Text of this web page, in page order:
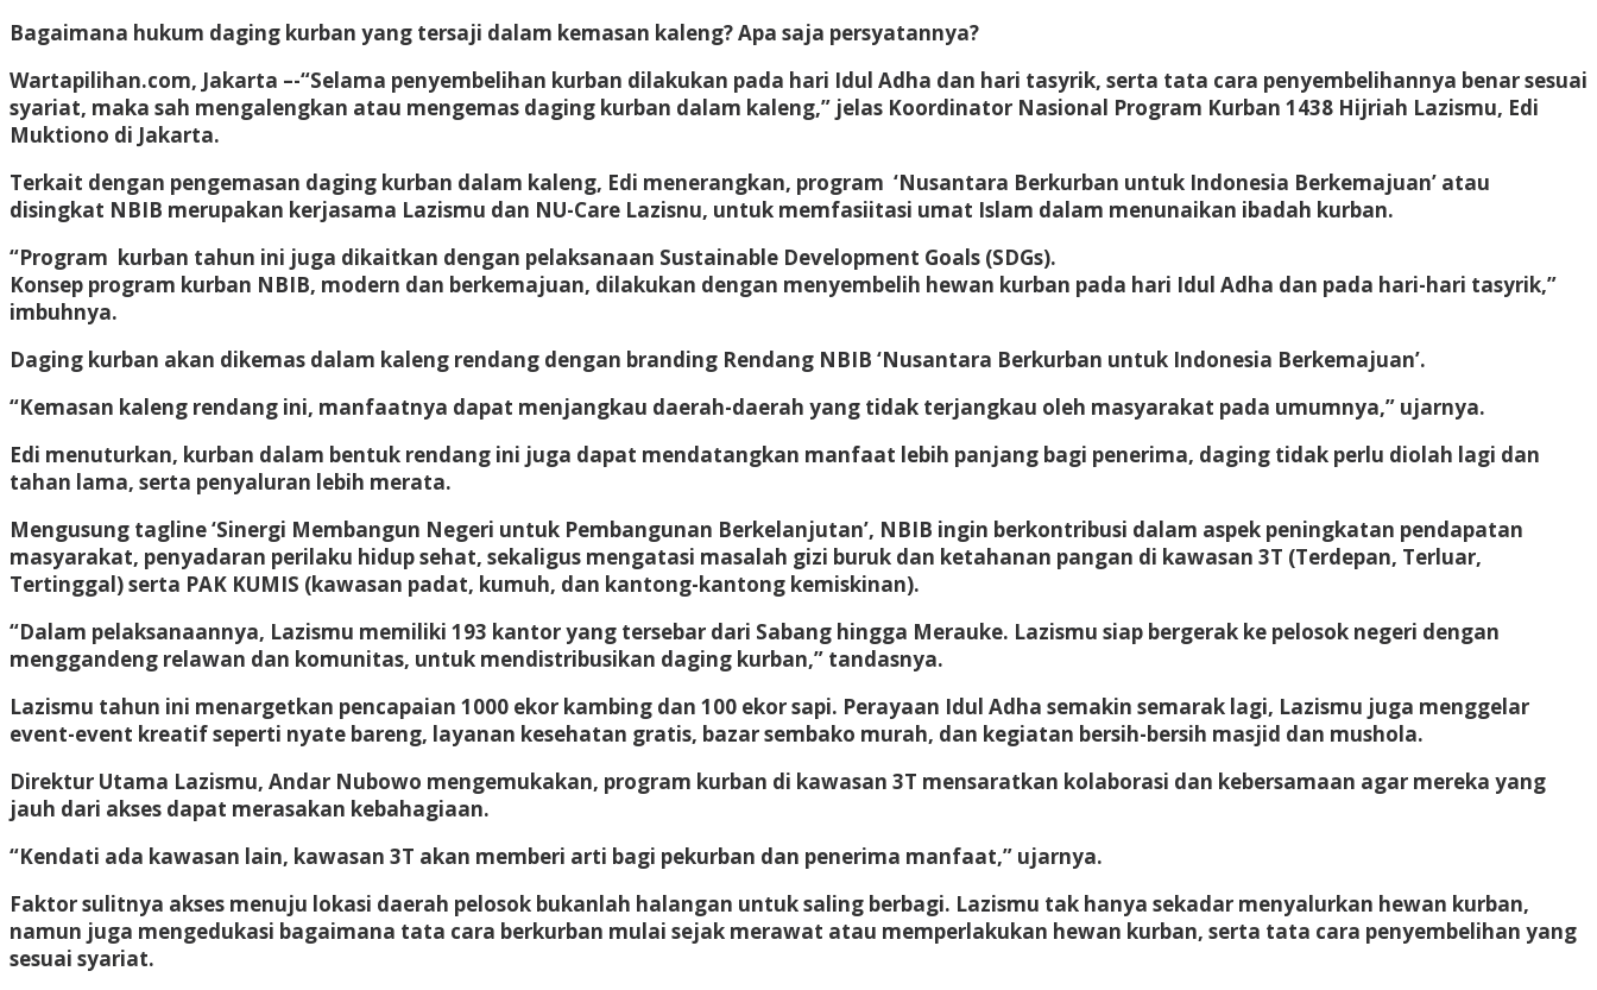
Bagaimana hukum daging kurban yang tersaji dalam kemasan kaleng? Apa saja persyatannya?
Wartapilihan.com, Jakarta –-“Selama penyembelihan kurban dilakukan pada hari Idul Adha dan hari tasyrik, serta tata cara penyembelihannya benar sesuai
syariat, maka sah mengalengkan atau mengemas daging kurban dalam kaleng,” jelas Koordinator Nasional Program Kurban 1438 Hijriah Lazismu, Edi
Muktiono di Jakarta.
Terkait dengan pengemasan daging kurban dalam kaleng, Edi menerangkan, program ‘Nusantara Berkurban untuk Indonesia Berkemajuan’ atau
disingkat NBIB merupakan kerjasama Lazismu dan NU-Care Lazisnu, untuk memfasiitasi umat Islam dalam menunaikan ibadah kurban.
“Program kurban tahun ini juga dikaitkan dengan pelaksanaan Sustainable Development Goals (SDGs).
Konsep program kurban NBIB, modern dan berkemajuan, dilakukan dengan menyembelih hewan kurban pada hari Idul Adha dan pada hari-hari tasyrik,”
imbuhnya.
Daging kurban akan dikemas dalam kaleng rendang dengan branding Rendang NBIB ‘Nusantara Berkurban untuk Indonesia Berkemajuan’.
“Kemasan kaleng rendang ini, manfaatnya dapat menjangkau daerah-daerah yang tidak terjangkau oleh masyarakat pada umumnya,” ujarnya.
Edi menuturkan, kurban dalam bentuk rendang ini juga dapat mendatangkan manfaat lebih panjang bagi penerima, daging tidak perlu diolah lagi dan
tahan lama, serta penyaluran lebih merata.
Mengusung tagline ‘Sinergi Membangun Negeri untuk Pembangunan Berkelanjutan’, NBIB ingin berkontribusi dalam aspek peningkatan pendapatan
masyarakat, penyadaran perilaku hidup sehat, sekaligus mengatasi masalah gizi buruk dan ketahanan pangan di kawasan 3T (Terdepan, Terluar,
Tertinggal) serta PAK KUMIS (kawasan padat, kumuh, dan kantong-kantong kemiskinan).
“Dalam pelaksanaannya, Lazismu memiliki 193 kantor yang tersebar dari Sabang hingga Merauke. Lazismu siap bergerak ke pelosok negeri dengan
menggandeng relawan dan komunitas, untuk mendistribusikan daging kurban,” tandasnya.
Lazismu tahun ini menargetkan pencapaian 1000 ekor kambing dan 100 ekor sapi. Perayaan Idul Adha semakin semarak lagi, Lazismu juga menggelar
event-event kreatif seperti nyate bareng, layanan kesehatan gratis, bazar sembako murah, dan kegiatan bersih-bersih masjid dan mushola.
Direktur Utama Lazismu, Andar Nubowo mengemukakan, program kurban di kawasan 3T mensaratkan kolaborasi dan kebersamaan agar mereka yang
jauh dari akses dapat merasakan kebahagiaan.
“Kendati ada kawasan lain, kawasan 3T akan memberi arti bagi pekurban dan penerima manfaat,” ujarnya.
Faktor sulitnya akses menuju lokasi daerah pelosok bukanlah halangan untuk saling berbagi. Lazismu tak hanya sekadar menyalurkan hewan kurban,
namun juga mengedukasi bagaimana tata cara berkurban mulai sejak merawat atau memperlakukan hewan kurban, serta tata cara penyembelihan yang
sesuai syariat.